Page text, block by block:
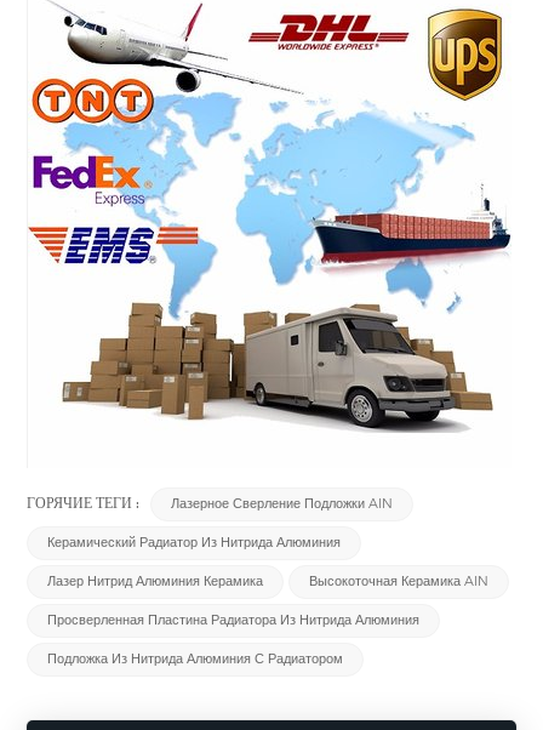
ГОРЯЧИЕ ТЕГИ : Лазерное Сверление Подложки AlN
Керамический Радиатор Из Нитрида Алюминия
Лазер Нитрид Алюминия Керамика Высокоточная Керамика AlN
Просверленная Пластина Радиатора Из Нитрида Алюминия
Подложка Из Нитрида Алюминия С Радиатором